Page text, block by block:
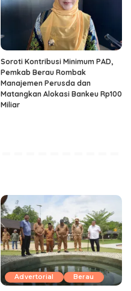
Soroti Kontribusi Minimum PAD,
Pemkab Berau Rombak
Manajemen Perusda dan
Matangkan Alokasi Bankeu Rp100
Miliar
Advertorial Berau